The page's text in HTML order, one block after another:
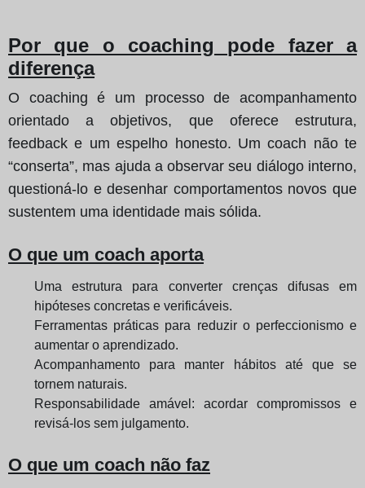
Por que o coaching pode fazer a
diferença
O coaching é um processo de acompanhamento
orientado a objetivos, que oferece estrutura,
feedback e um espelho honesto. Um coach não te
“conserta”, mas ajuda a observar seu diálogo interno,
questioná-lo e desenhar comportamentos novos que
sustentem uma identidade mais sólida.
O que um coach aporta
Uma estrutura para converter crenças difusas em
hipóteses concretas e verificáveis.
Ferramentas práticas para reduzir o perfeccionismo e
aumentar o aprendizado.
Acompanhamento para manter hábitos até que se
tornem naturais.
Responsabilidade amável: acordar compromissos e
revisá-los sem julgamento.
O que um coach não faz